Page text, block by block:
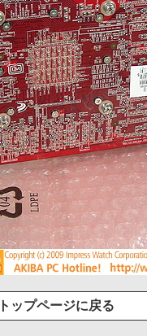
ップページに戻る